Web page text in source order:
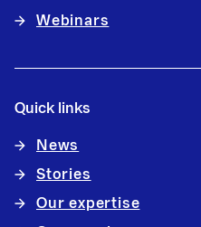
Webinars
Quick links
News
Stories
Our expertise